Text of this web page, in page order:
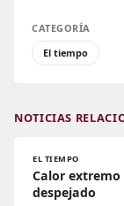
CATEGORÍA
El tiempo
NOTICIAS
EL TIEMPO
Calor extremo
despejado